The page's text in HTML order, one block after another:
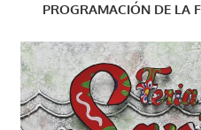
PROGRAMACIÓN DE LA